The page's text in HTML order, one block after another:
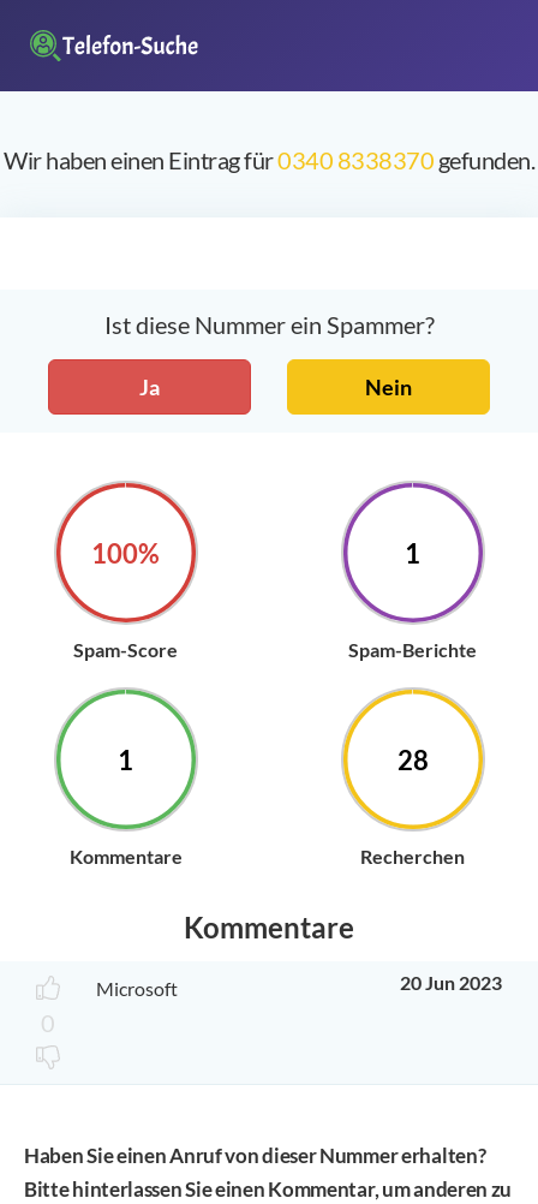
Wir haben einen Eintrag für0340 8338370 gefunden.
Ist diese Nummer ein Spammer?
Ja Nein
100%
Spam-Score
1
Spam-Berichte
1
Kommentare
28
Recherchen
Kommentare
0
20 Jun 2023
Microsoft
Haben Sie einen Anruf von dieser Nummer erhalten?
Bitte hinterlassen Sie einen Kommentar, um anderen zu